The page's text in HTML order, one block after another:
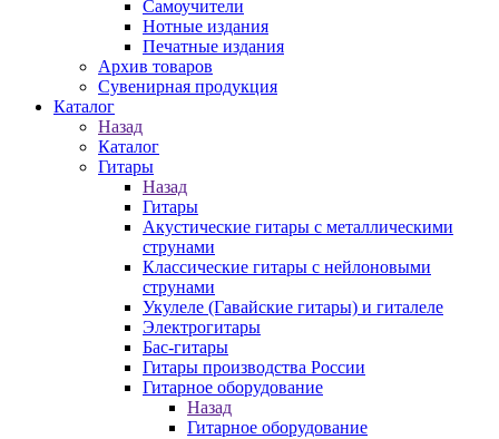
Самоучители
Нотные издания
Печатные издания
Архив товаров
Сувенирная продукция
Каталог
Назад
Каталог
Гитары
Назад
Гитары
Акустические гитары с металлическими
струнами
Классические гитары с нейлоновыми
струнами
Укулеле (Гавайские гитары) и гиталеле
Электрогитары
Бас-гитары
Гитары производства России
Гитарное оборудование
Назад
Гитарное оборудование